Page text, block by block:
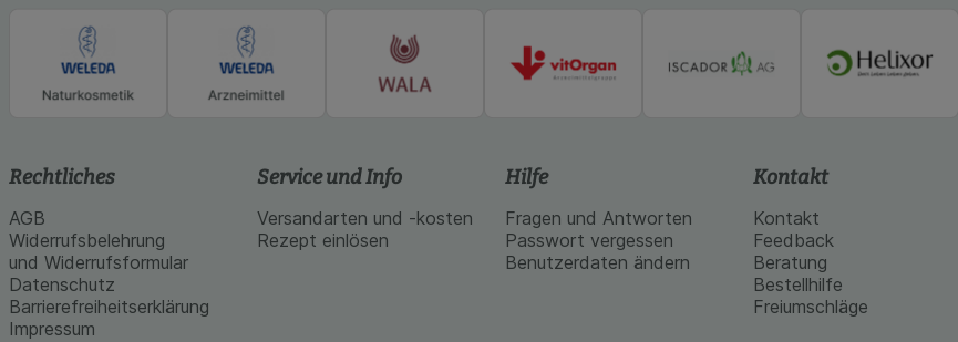
Rechtliches
AGB
Widerrufsbelehrung
und Widerrufsformular
Datenschutz
Barrierefreiheitserklärung
Impressum
Service und Info
Versandarten und -kosten
Rezept einlösen
Hilfe
Fragen und Antworten
Passwort vergessen
Benutzerdaten ändern
Kontakt
Kontakt
Feedback
Beratung
Bestellhilfe
Freiumschläge